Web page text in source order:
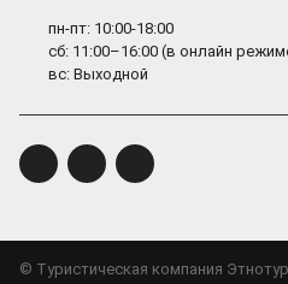
пн-пт: 10:00-18:00
сб: 11:00–16:00 (в онлайн
вс: Выходной
© Туристическая компания